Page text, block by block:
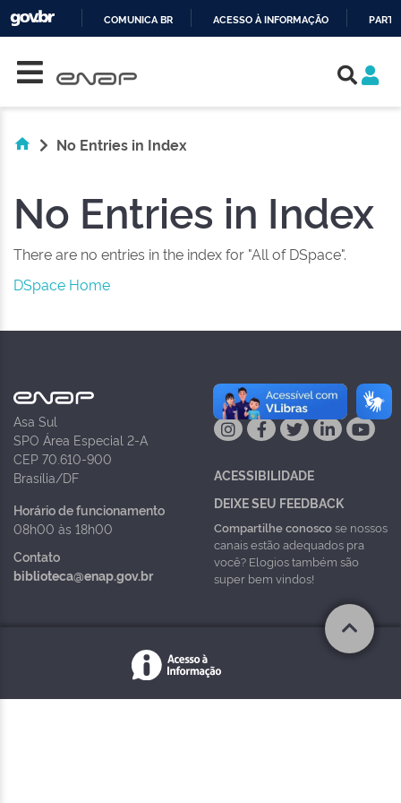
COMUNICA BR ACESSO À INFORMAÇÃO
No Entries in Index
No Entries in Index
There are no entries in the index for "All of DSpace".
DSpace Home
Asa Sul
SPO Área Especial 2-A
CEP 70.610-900
Brasília/DF
Horário de funcionamento
08h00 às 18h00
Contato
biblioteca@enap.gov.br
NAS REDES
ACESSIBILIDADE
DEIXE SEU FEEDBACK
Compartilhe conoscose nossos
canais estão adequados pra
você? Elogios também são
super bem vindos!